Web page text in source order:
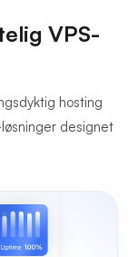
VPS-
hosting
designet